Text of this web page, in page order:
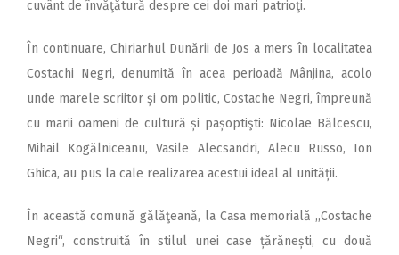
cuvânt de învăţătură despre cei doi mari patrioţi.
În continuare, Chiriarhul Du­nării de Jos a mers în localitatea
Costachi Negri, denumită în acea perioadă Mânjina, acolo
unde marele scriitor și om politic, Costache Negri, împreună
cu marii oameni de cultură și pașoptişti: Nicolae Bălcescu,
Mihail Kogălniceanu, Vasile Alecsandri, Alecu Russo, Ion
Ghica, au pus la cale realizarea acestui ideal al unității.
În această comună gălăţeană, la Casa memorială ,,Costache
Negri“, construită în stilul unei case țărănești, cu două